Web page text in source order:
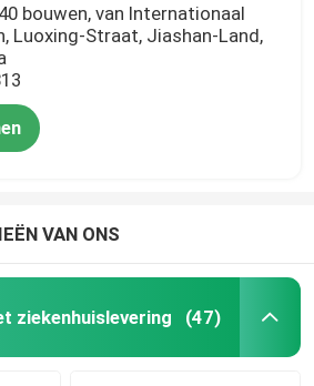
bouwen, van Internationaal
Luoxing-Straat, Jiashan-Land,
VAN ONS
ziekenhuislevering (47)